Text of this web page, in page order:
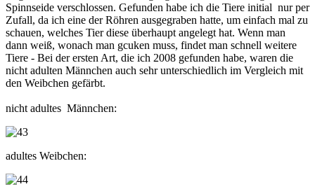
Spinnseide verschlossen. Gefunden habe ich die Tiere initial nur per
Zufall, da ich eine der Röhren ausgegraben hatte, um einfach mal zu
schauen, welches Tier diese überhaupt angelegt hat. Wenn man
dann weiß, wonach man gcuken muss, findet man schnell weitere
Tiere - Bei der ersten Art, die ich 2008 gefunden habe, waren die
nicht adulten Männchen auch sehr unterschiedlich im Vergleich mit
den Weibchen gefärbt.
nicht adultes Männchen:
adultes Weibchen: